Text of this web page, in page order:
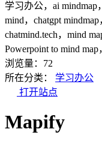
学习办公，ai mindmap
mind，chatgpt mindmap
chatmind.tech，mind
Powerpoint to mind
浏览量：72
所在分类：
学习办公
打开站点
Mapify